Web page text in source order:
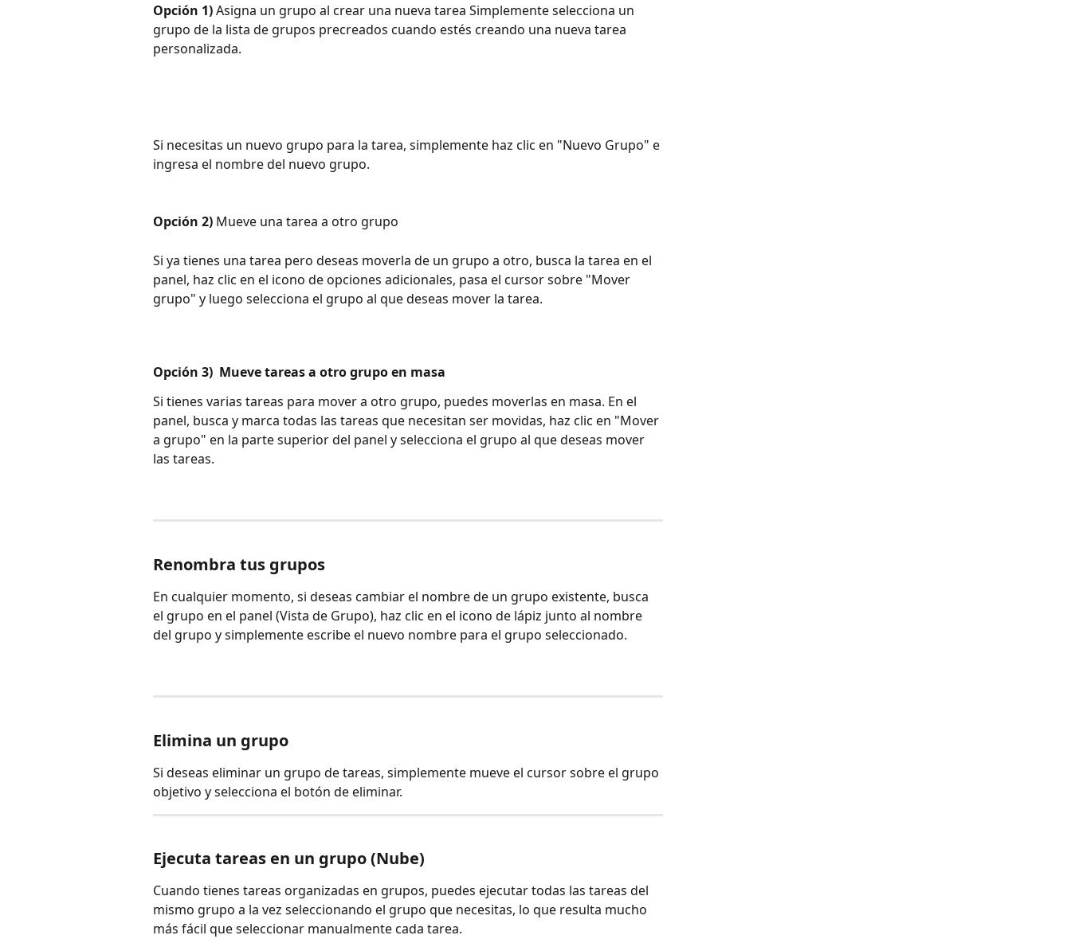
Opción 1) Asigna un grupo al crear una nueva tarea Simplemente selecciona un
grupo de la lista de grupos precreados cuando estés creando una nueva tarea
personalizada.
Si necesitas un nuevo grupo para la tarea, simplemente haz clic en "Nuevo Grupo" e
ingresa el nombre del nuevo grupo.
Opción 2) Mueve una tarea a otro grupo
Si ya tienes una tarea pero deseas moverla de un grupo a otro, busca la tarea en el
panel, haz clic en el icono de opciones adicionales, pasa el cursor sobre "Mover
grupo" y luego selecciona el grupo al que deseas mover la tarea.
Opción 3) Mueve tareas a otro grupo en masa
Si tienes varias tareas para mover a otro grupo, puedes moverlas en masa. En el
panel, busca y marca todas las tareas que necesitan ser movidas, haz clic en "Mover
a grupo" en la parte superior del panel y selecciona el grupo al que deseas mover
las tareas.
Renombra tus grupos
En cualquier momento, si deseas cambiar el nombre de un grupo existente, busca
el grupo en el panel (Vista de Grupo), haz clic en el icono de lápiz junto al nombre
del grupo y simplemente escribe el nuevo nombre para el grupo seleccionado.
Elimina un grupo
Si deseas eliminar un grupo de tareas, simplemente mueve el cursor sobre el grupo
objetivo y selecciona el botón de eliminar.
Ejecuta tareas en un grupo (Nube)
Cuando tienes tareas organizadas en grupos, puedes ejecutar todas las tareas del
mismo grupo a la vez seleccionando el grupo que necesitas, lo que resulta mucho
más fácil que seleccionar manualmente cada tarea.